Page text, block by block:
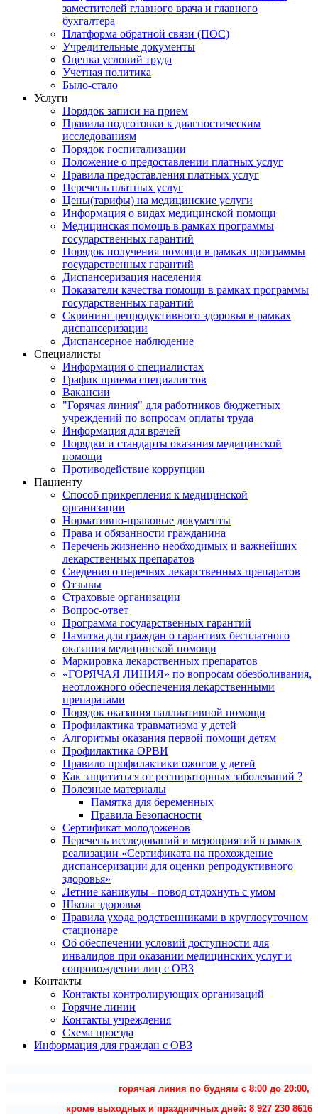
заместителей главного врача и главного
бухгалтера
Платформа обратной связи (ПОС)
Учредительные документы
Оценка условий труда
Учетная политика
Было-стало
Услуги
Порядок записи на прием
Правила подготовки к диагностическим
исследованиям
Порядок госпитализации
Положение о предоставлении платных услуг
Правила предоставления платных услуг
Перечень платных услуг
Цены(тарифы) на медицинские услуги
Информация о видах медицинской помощи
Медицинская помощь в рамках программы
государственных гарантий
Порядок получения помощи в рамках программы
государственных гарантий
Диспансеризация населения
Показатели качества помощи в рамках программы
государственных гарантий
Скрининг репродуктивного здоровья в рамках
диспансеризации
Диспансерное наблюдение
Специалисты
Информация о специалистах
График приема специалистов
Вакансии
"Горячая линия" для работников бюджетных
учреждений по вопросам оплаты труда
Информация для врачей
Порядки и стандарты оказания медицинской
помощи
Противодействие коррупции
Пациенту
Способ прикрепления к медицинской
организации
Нормативно-правовые документы
Права и обязанности гражданина
Перечень жизненно необходимых и важнейших
лекарственных препаратов
Сведения о перечнях лекарственных препаратов
Отзывы
Страховые организации
Вопрос-ответ
Программа государственных гарантий
Памятка для граждан о гарантиях бесплатного
оказания медицинской помощи
Маркировка лекарственных препаратов
«ГОРЯЧАЯ ЛИНИЯ» по вопросам обезболивания,
неотложного обеспечения лекарственными
препаратами
Порядок оказания паллиативной помощи
Профилактика травматизма у детей
Алгоритмы оказания первой помощи детям
Профилактика ОРВИ
Правило профилактики ожогов у детей
Как защититься от респираторных заболеваний ?
Полезные материалы
Памятка для беременных
Правила Безопасности
Сертификат молодоженов
Перечень исследований и мероприятий в рамках
реализации «Сертификата на прохождение
диспансеризации для оценки репродуктивного
здоровья»
Летние каникулы - повод отдохнуть с умом
Школа здоровья
Правила ухода родственниками в круглосуточном
стационаре
Об обеспечении условий доступности для
инвалидов при оказании медицинских услуг и
сопровождении лиц с ОВЗ
Контакты
Контакты контролирующих организаций
Горячие линии
Контакты учреждения
Схема проезда
Информация для граждан с ОВЗ
горячая линия по будням с 8:00 до 20:00,
кроме выходных и праздничных дней: 8 927 230 8616